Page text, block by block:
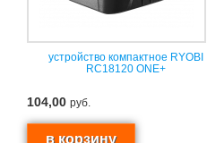
устройство компактное RYOBI
RC18120 ONE+
104,00 руб.